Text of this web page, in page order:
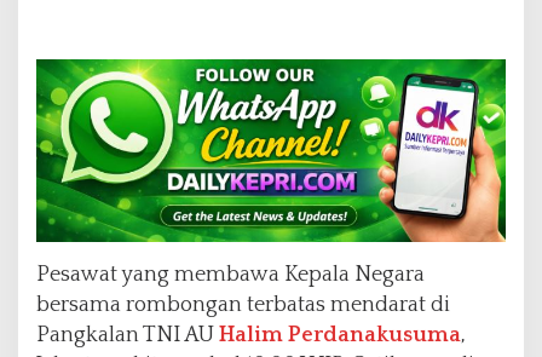
Pesawat yang membawa Kepala Negara
bersama rombongan terbatas mendarat di
Pangkalan TNI AU Halim Perdanakusuma,